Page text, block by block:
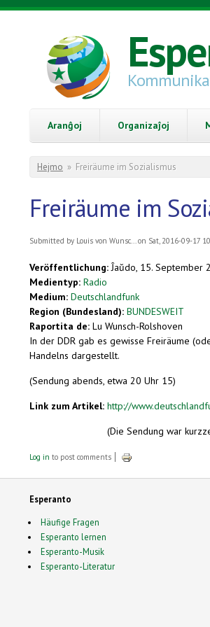
Skip to main content
Aranĝoj Organizaĵoj
You are here
Hejmo » Freiräume im Sozialismus
Freiräume im
Submitted by Louis von Wunsc...on Sat, 2016-09-17
Veröffentlichung:Ĵaŭdo, 15. September
Medientyp: Radio
Medium: Deutschlandfunk
Region (Bundesland): BUNDESWEIT
Raportita de: Lu Wunsch-Rolshoven
In der DDR gab es gewisse Freiräume
Handelns dargestellt.
(Sendung abends, etwa 20 Uhr 15)
Link zum Artikel: http://
(Die Sendung war
Log in to post comments
Esperanto
Häufige Fragen
Esperanto lernen
Esperanto-Musik
Esperanto-Literatur